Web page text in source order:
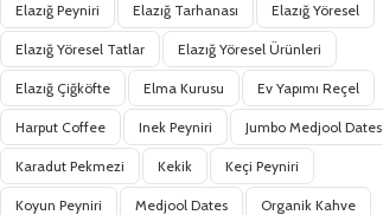
Elazığ Peyniri Elazığ Tarhanası Elazığ Yöresel
Elazığ Yöresel Tatlar Elazığ Yöresel Ürünleri
Elazığ Çiğköfte Elma Kurusu Ev Yapımı Reçel
Harput Coffee Inek Peyniri Jumbo Medjool Dates
Karadut Pekmezi Kekik Keçi Peyniri
Koyun Peyniri Medjool Dates Organik Kahve